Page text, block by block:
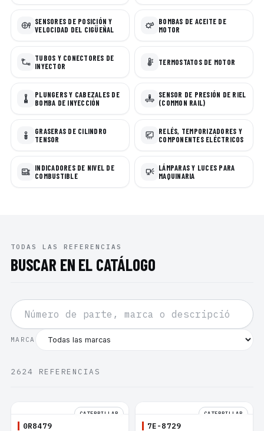
SENSORES DE POSICIÓN Y
VELOCIDAD DEL CIGÜEÑAL
BOMBAS DE ACEITE DE
MOTOR
TUBOS Y CONECTORES DE
INYECTOR
TERMOSTATOS DE MOTOR
PLUNGERS Y CABEZALES DE
BOMBA DE INYECCIÓN
SENSOR DE PRESIÓN DE RIEL
(COMMON RAIL)
GRASERAS DE CILINDRO
TENSOR
RELÉS, TEMPORIZADORES Y
COMPONENTES ELÉCTRICOS
INDICADORES DE NIVEL DE
COMBUSTIBLE
LÁMPARAS Y LUCES PARA
MAQUINARIA
TODAS LAS REFERENCIAS
BUSCAR EN EL CATÁLOGO
MARCA
2624 REFERENCIAS
CATERPILLAR
0R8479
CATERPILLAR
7E-8729